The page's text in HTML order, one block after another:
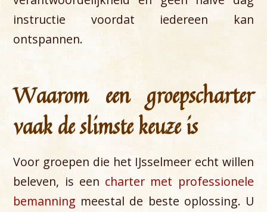
instructie voordat iedereen kan
ontspannen.
Waarom een groepscharter
vaak de slimste keuze is
Voor groepen die het IJsselmeer echt willen
beleven, is een charter met professionele
bemanning meestal de beste oplossing. U